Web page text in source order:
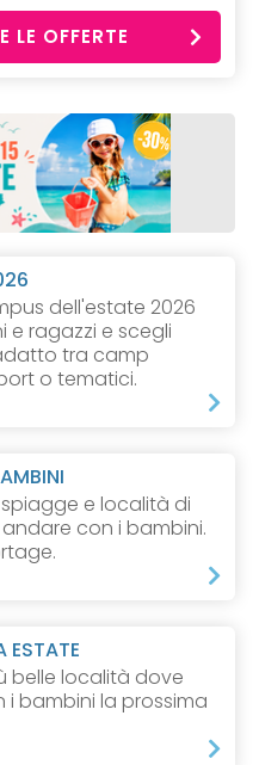
LE OFFERTE
dell'estate 2026
e ragazzi e scegli
tra camp
o tematici.
spiagge e località di
con i bambini.
ESTATE
belle località dove
i bambini la prossima